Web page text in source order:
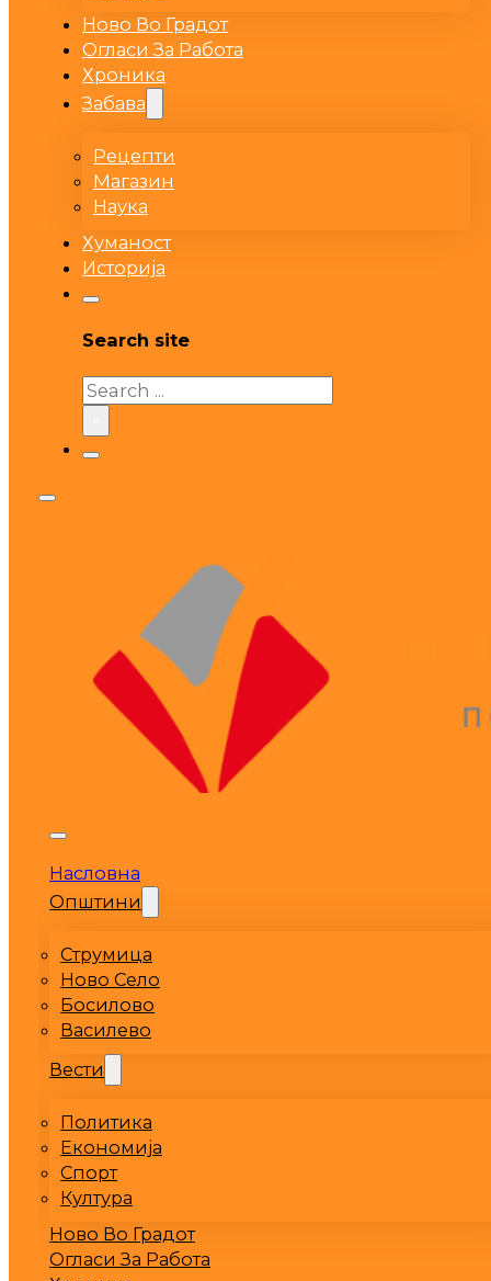
Ново Во Градот
Огласи За Работа
Хроника
Забава
Рецепти
Магазин
Наука
Хуманост
Историја
Search site
Search
Насловна
Општини
Струмица
Ново Село
Босилово
Василево
Вести
Политика
Економија
Спорт
Култура
Ново Во Градот
Огласи За Работа